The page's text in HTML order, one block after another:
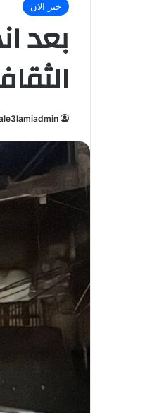
خبر الان
بعد